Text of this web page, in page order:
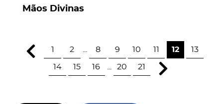
Mãos Divinas
1 2 8 9 10 11 12 13
14 15 16 20 21